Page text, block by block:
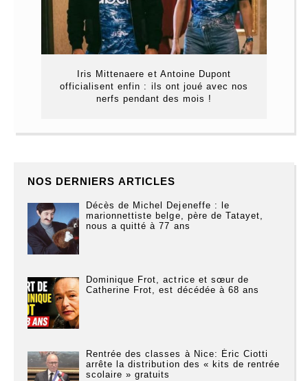
Iris Mittenaere et Antoine Dupont
officialisent enfin : ils ont joué avec nos
nerfs pendant des mois !
NOS DERNIERS ARTICLES
Décès de Michel Dejeneffe : le
marionnettiste belge, père de Tatayet,
nous a quitté à 77 ans
Dominique Frot, actrice et sœur de
Catherine Frot, est décédée à 68 ans
Rentrée des classes à Nice: Éric Ciotti
arrête la distribution des « kits de rentrée
scolaire » gratuits